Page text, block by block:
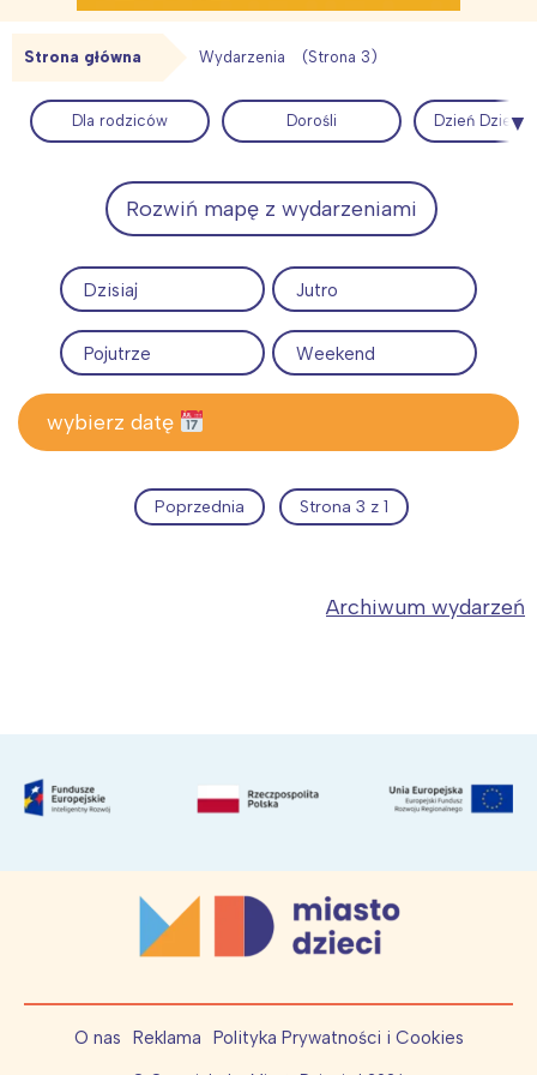
Strona główna Wydarzenia (Strona 3)
Dla rodziców Dorośli Dzień
Rozwiń mapę z wydarzeniami
Dzisiaj Jutro
Pojutrze Weekend
wybierz datę
Poprzednia Strona 3 z 1
Archiwum wydarzeń
O nas Reklama Polityka Prywatności i Cookies
Interesują mnie wydarzenia z
tego regionu:
Warszawa
Łódź
Trójmiasto
Poznań
Wrocław
Kraków
Południe
Północ
Wszystkie